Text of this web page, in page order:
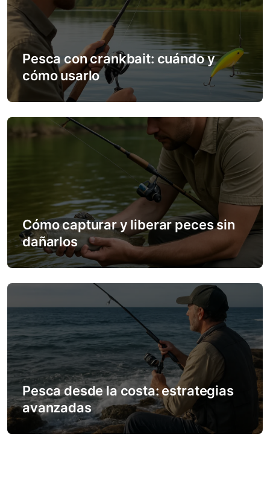
i
a
t
i
o
Pesca con crankbait: cuándo y
cómo usarlo
Cómo capturar y liberar peces sin
dañarlos
Pesca desde la costa: estrategias
avanzadas